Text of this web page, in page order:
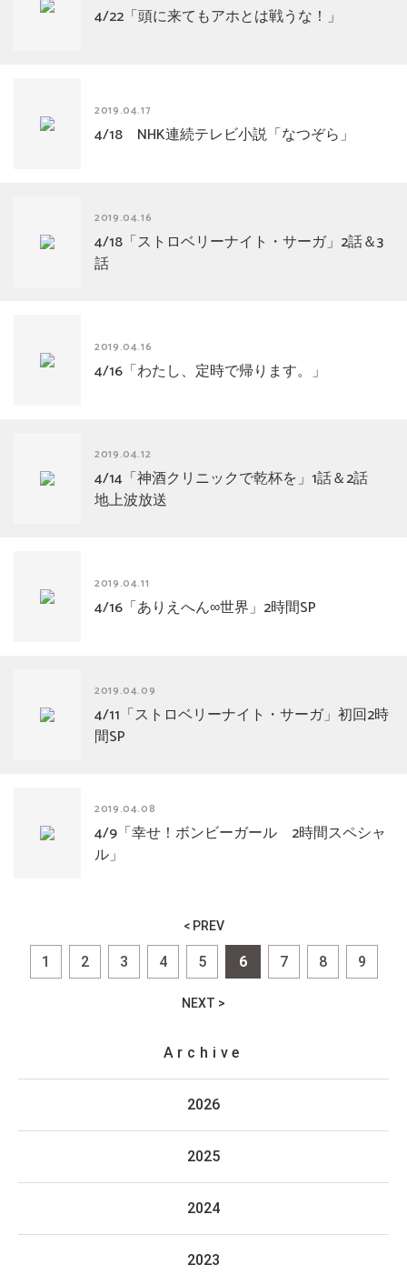
4/22「頭に来てもアホとは戦うな！」
2019.04.17
4/18 NHK連続テレビ小説「なつぞら」
2019.04.16
4/18「ストロベリーナイト・サーガ」2話＆3
話
2019.04.16
4/16「わたし、定時で帰ります。」
2019.04.12
4/14「神酒クリニックで乾杯を」1話＆2話
地上波放送
2019.04.11
4/16「ありえへん∞世界」2時間SP
2019.04.09
4/11「ストロベリーナイト・サーガ」初回2時
間SP
2019.04.08
4/9「幸せ！ボンビーガール 2時間スペシャ
ル」
< PREV
1 2 3 4 5 6 7 8 9
NEXT >
Archive
2026
2025
2024
2023